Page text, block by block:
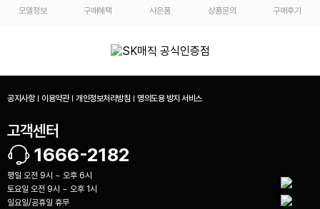
모델정보 구매혜택 사은품 상품문의 구매후기
공지사항 이용약관 개인정보처리방침 명의도용 방지 서비스
고객센터
1666-2182
평일 오전 9시 ~ 오후 6시
토요일 오전 9시 ~ 오후 1시
일요일/공휴일 휴무